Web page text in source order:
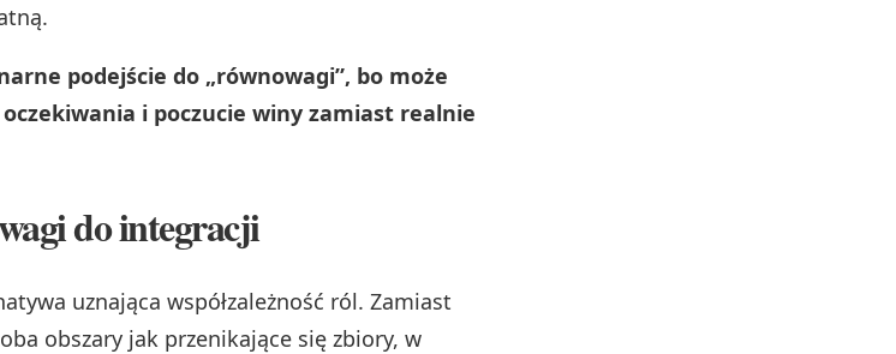
podejście do „równowagi”, bo może
i poczucie winy zamiast realnie
do integracji
uznająca współzależność ról. Zamiast
obszary jak przenikające się zbiory, w